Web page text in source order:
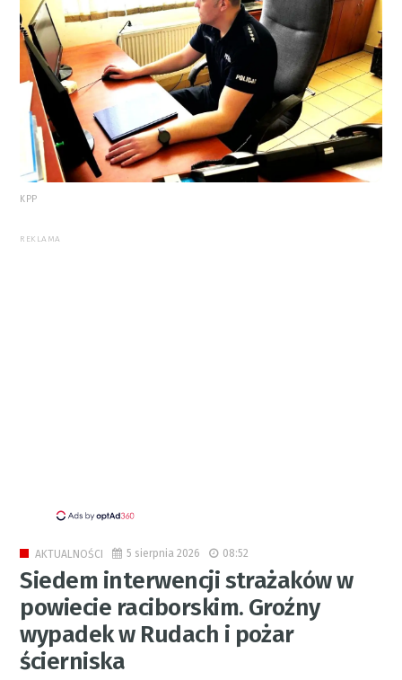
KPP
REKLAMA
AKTUALNOŚCI 5 sierpnia 2026 08:52
Siedem interwencji strażaków w
powiecie raciborskim. Groźny
wypadek w Rudach i pożar
ścierniska